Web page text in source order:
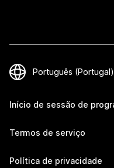
Início de sessão de
Termos de serviço
Política de privacidade